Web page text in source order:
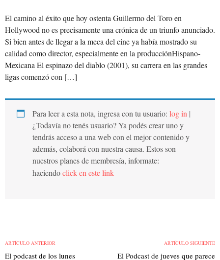
El camino al éxito que hoy ostenta Guillermo del Toro en
Hollywood no es precisamente una crónica de un triunfo anunciado.
Si bien antes de llegar a la meca del cine ya había mostrado su
calidad como director, especialmente en la producciónHispano-
Mexicana El espinazo del diablo (2001), su carrera en las grandes
ligas comenzó con […]
Para leer a esta nota, ingresa con tu usuario: log in |
¿Todavía no tenés usuario? Ya podés crear uno y
tendrás acceso a una web con el mejor contenido y
además, colaborá con nuestra causa. Estos son
nuestros planes de membresía, informate:
haciendoclick en este link
ARTÍCULO ANTERIOR
El podcast de los lunes
ARTÍCULO SIGUIENTE
El Podcast de jueves que parece